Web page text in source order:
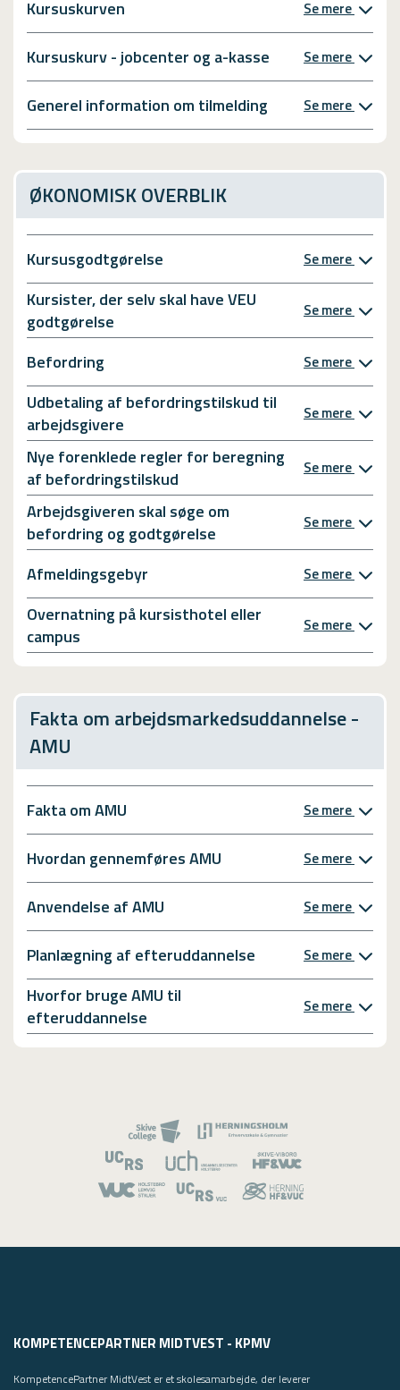
Kursuskurven Se mere
Kursuskurv - jobcenter og a-kasse Se mere
Generel information om tilmelding Se mere
ØKONOMISK OVERBLIK
Kursusgodtgørelse Se mere
Kursister, der selv skal have VEU
godtgørelse
Se mere
Befordring Se mere
Udbetaling af befordringstilskud til
arbejdsgivere
Se mere
Nye forenklede regler for beregning
af befordringstilskud
Se mere
Arbejdsgiveren skal søge om
befordring og godtgørelse
Se mere
Afmeldingsgebyr Se mere
Overnatning på kursisthotel eller
campus
Se mere
Fakta om arbejdsmarkedsuddannelse -
AMU
Fakta om AMU Se mere
Hvordan gennemføres AMU Se mere
Anvendelse af AMU Se mere
Planlægning af efteruddannelse Se mere
Hvorfor bruge AMU til
efteruddannelse
Se mere
KOMPETENCEPARTNER MIDTVEST - KPMV
KompetencePartner MidtVest er et skolesamarbejde, der leverer